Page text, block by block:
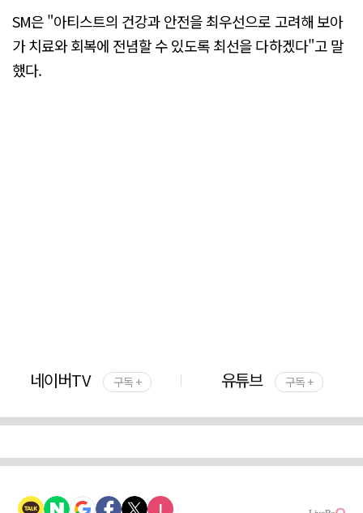
SM은 "아티스트의 건강과 안전을 최우선으로 고려해 보아
가 치료와 회복에 전념할 수 있도록 최선을 다하겠다"고 말
했다.
네이버TV 구독 + 유튜브 구독 +